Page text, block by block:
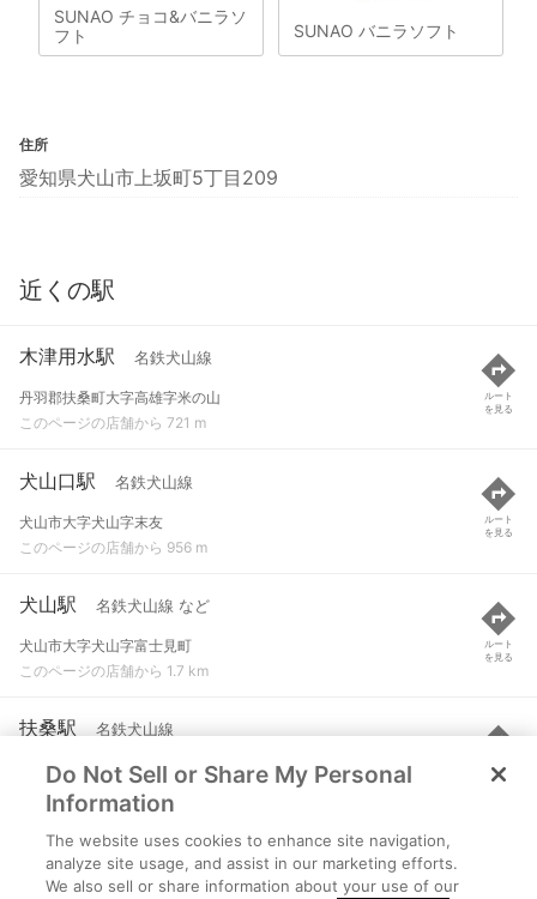
SUNAO チョコ&バニラソ
フト
SUNAO バニラソフト
住所
愛知県犬山市上坂町5丁目209
近くの駅
木津用水駅 名鉄犬山線
丹羽郡扶桑町大字高雄字米の山
このページの店舗から 721 m
ルート
を見る
犬山口駅 名鉄犬山線
犬山市大字犬山字末友
このページの店舗から 956 m
ルート
を見る
犬山駅 名鉄犬山線 など
犬山市大字犬山字富士見町
このページの店舗から 1.7 km
ルート
を見る
扶桑駅 名鉄犬山線
丹羽郡扶桑町大字高雄字下山
このページの店舗から 1.9 km
ルート
を見る
犬山遊園駅
犬山市大字犬山字端泉寺
Do Not Sell or Share My Personal
Information
The website uses cookies to enhance site navigation,
analyze site usage, and assist in our marketing efforts.
We also sell or share information about your use of our